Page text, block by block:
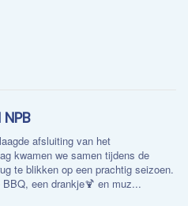
afsluiting van het
kwamen we samen tijdens de
te blikken op een prachtig seizoen.
een drankje🍹 en muz...